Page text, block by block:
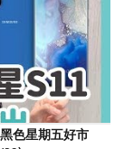
色星期五好市